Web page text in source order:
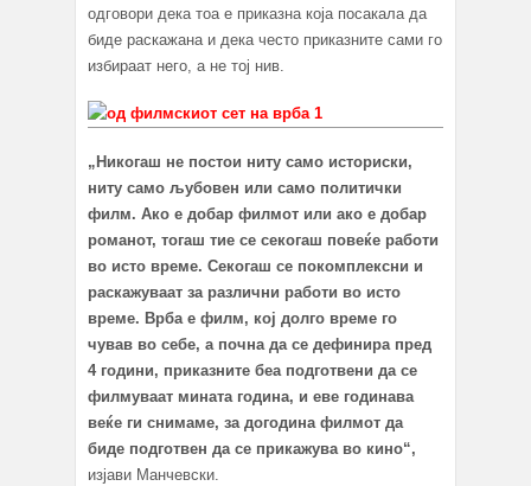
одговори дека тоа е приказна која посакала да
биде раскажана и дека често приказните сами го
избираат него, а не тој нив.
„Никогаш не постои ниту само историски,
ниту само љубовен или само политички
филм. Ако е добар филмот или ако е добар
романот, тогаш тие се секогаш повеќе работи
во исто време. Секогаш се покомплексни и
раскажуваат за различни работи во исто
време. Врба е филм, кој долго време го
чував во себе, а почна да се дефинира пред
4 години, приказните беа подготвени да се
филмуваат мината година, и еве годинава
веќе ги снимаме, за догодина филмот да
биде подготвен да се прикажува во кино“,
изјави Манчевски.